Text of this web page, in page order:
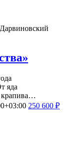
яда
крапива…
250 600 ₽